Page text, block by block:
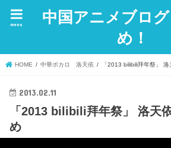
中国アニメブロ
め！
menu
HOME 中華ボカロ 洛天依 「2013 bilibili拜年祭」
2013.02.11
「2013 bilibili拜年祭」 洛天
め